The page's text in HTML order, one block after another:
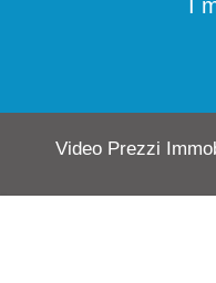
I
Video Prezzi